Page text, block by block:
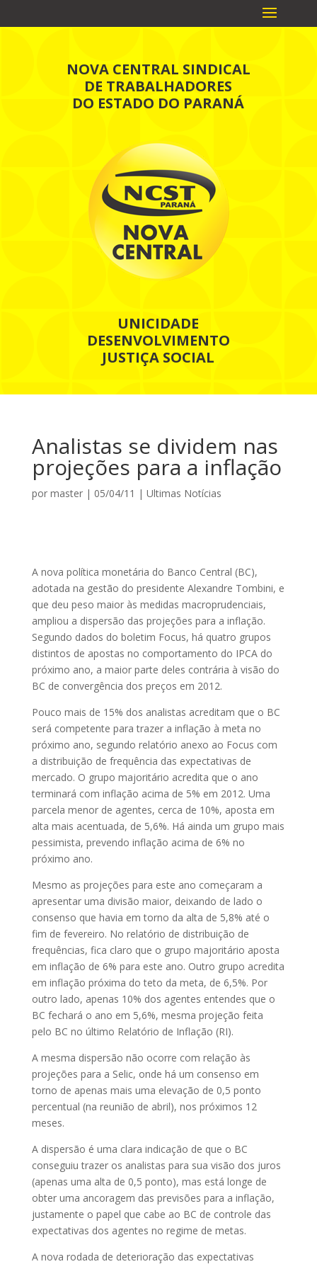
NOVA CENTRAL SINDICAL
DE TRABALHADORES
DO ESTADO DO PARANÁ
UNICIDADE
DESENVOLVIMENTO
JUSTIÇA SOCIAL
Analistas se dividem nas
projeções para a inflação
por master| 05/04/11 | Ultimas Notícias
A nova política monetária do Banco Central (BC),
adotada na gestão do presidente Alexandre Tombini, e
que deu peso maior às medidas macroprudenciais,
ampliou a dispersão das projeções para a inflação.
Segundo dados do boletim Focus, há quatro grupos
distintos de apostas no comportamento do IPCA do
próximo ano, a maior parte deles contrária à visão do
BC de convergência dos preços em 2012.
Pouco mais de 15% dos analistas acreditam que o BC
será competente para trazer a inflação à meta no
próximo ano, segundo relatório anexo ao Focus com
a distribuição de frequência das expectativas de
mercado. O grupo majoritário acredita que o ano
terminará com inflação acima de 5% em 2012. Uma
parcela menor de agentes, cerca de 10%, aposta em
alta mais acentuada, de 5,6%. Há ainda um grupo mais
pessimista, prevendo inflação acima de 6% no
próximo ano.
Mesmo as projeções para este ano começaram a
apresentar uma divisão maior, deixando de lado o
consenso que havia em torno da alta de 5,8% até o
fim de fevereiro. No relatório de distribuição de
frequências, fica claro que o grupo majoritário aposta
em inflação de 6% para este ano. Outro grupo acredita
em inflação próxima do teto da meta, de 6,5%. Por
outro lado, apenas 10% dos agentes entendes que o
BC fechará o ano em 5,6%, mesma projeção feita
pelo BC no último Relatório de Inflação (RI).
A mesma dispersão não ocorre com relação às
projeções para a Selic, onde há um consenso em
torno de apenas mais uma elevação de 0,5 ponto
percentual (na reunião de abril), nos próximos 12
meses.
A dispersão é uma clara indicação de que o BC
conseguiu trazer os analistas para sua visão dos juros
(apenas uma alta de 0,5 ponto), mas está longe de
obter uma ancoragem das previsões para a inflação,
justamente o papel que cabe ao BC de controle das
expectativas dos agentes no regime de metas.
A nova rodada de deterioração das expectativas